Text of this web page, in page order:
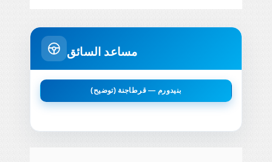
مساعد السائق
بنيدورم — قرطاجنة (توضيح)